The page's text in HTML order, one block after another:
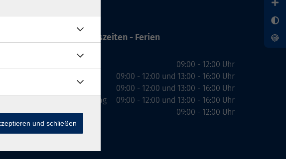
Öffnungszeiten - Ferien
Donnerstag
Freitag
09:00 - 12:00 Uhr
09:00 - 12:00 und 13:00 - 16:00 Uhr
09:00 - 12:00 und 13:00 - 16:00 Uhr
09:00 - 12:00 und 13:00 - 16:00 Uhr
09:00 - 12:00 Uhr
und schließen